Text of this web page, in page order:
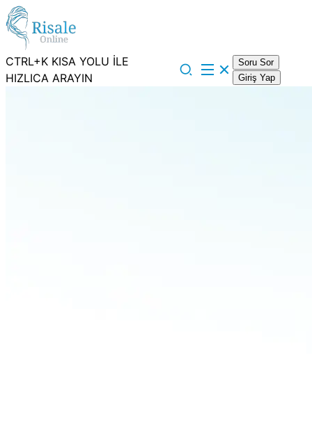
CTRL+K KISA YOLU İLE
HIZLICA ARAYIN
Soru Sor
Giriş Yap